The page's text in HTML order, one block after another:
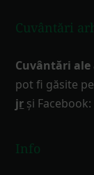
Cuvântări
Cuvântări
pot fi găsite
jr și Facebook:
Info